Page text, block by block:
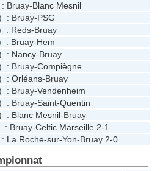
Bruay-Blanc Mesnil
: Bruay-PSG
: Reds-Bruay
: Bruay-Hem
: Nancy-Bruay
: Bruay-Compiègne
: Orléans-Bruay
: Bruay-Vendenheim
: Bruay-Saint-Quentin
: Blanc Mesnil-Bruay
: Bruay-Celtic Marseille 2-1
La Roche-sur-Yon-Bruay 2-0